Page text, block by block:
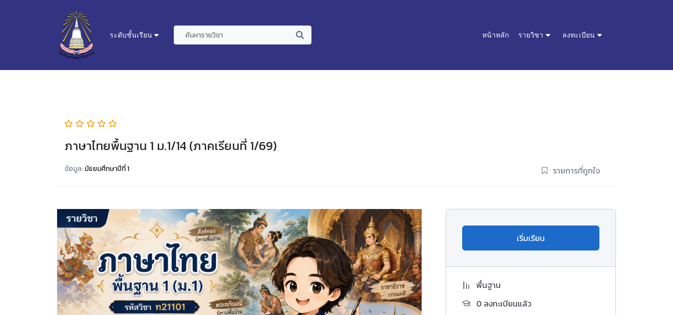
ระดับชั้นเรียน หน้าหลัก รายวิชา ลงทะเบียน
ภาษาไทยพื้นฐาน 1 ม.1/14 (ภาคเรียนที่ 1/69)
ข้อมูล:มัธยมศึกษาปีที่ 1 รายการที่ถูกใจ
เริ่มเรียน
พื้นฐาน
0 ลงทะเบียนแล้ว